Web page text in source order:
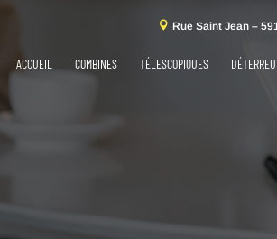
Rue Saint Jean –
ACCUEIL COMBINES TÉLESCOPIQUES